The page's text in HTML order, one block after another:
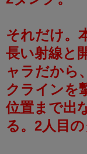
それだけ。
長い射線と
ャラだから
クラインを
位置まで出
る。2人目